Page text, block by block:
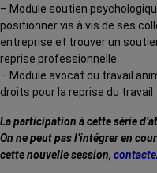
– Module soutien
positionner vis à vis de ses
entreprise et trouver un
reprise professionnelle.
– Module avocat du travail
droits pour la reprise du travail
La participation à cette série
On ne peut pas l’intégrer en
cette nouvelle session,